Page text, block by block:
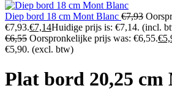
Diep bord 18 cm Mont Blanc €7,93
€7,93.€7,14Huidige prijs is: €7,14. (incl.
€6,55 Oorspronkelijke prijs was: €6,55.€
€5,90. (excl. btw)
Plat bord 20,25